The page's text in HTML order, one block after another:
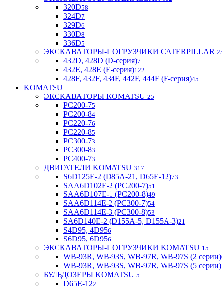
320D58
324D7
329D6
330D8
336D5
ЭКСКАВАТОРЫ-ПОГРУЗЧИКИ CATERPILLAR
432D, 428D (D-серия)7
432E, 428E (E-серия)122
428F, 432F, 434F, 442F, 444F (F-серия)45
KOMATSU
ЭКСКАВАТОРЫ KOMATSU 25
PC200-75
PC200-84
PC220-76
PC220-85
PC300-73
PC300-83
PC400-73
ДВИГАТЕЛИ KOMATSU 317
S6D125E-2 (D85A-21, D65E-12)73
SAA6D102E-2 (PC200-7)51
SAA6D107E-1 (PC200-8)49
SAA6D114E-2 (PC300-7)54
SAA6D114E-3 (PC300-8)53
SA6D140E-2 (D155A-5, D155A-3)21
S4D95, 4D956
S6D95, 6D956
ЭКСКАВАТОРЫ-ПОГРУЗЧИКИ KOMATSU 15
WB-93R, WB-93S, WB-97R, WB-97S (2 серии)
WB-93R, WB-93S, WB-97R, WB-97S (5 серии)
БУЛЬДОЗЕРЫ KOMATSU 5
D65E-122